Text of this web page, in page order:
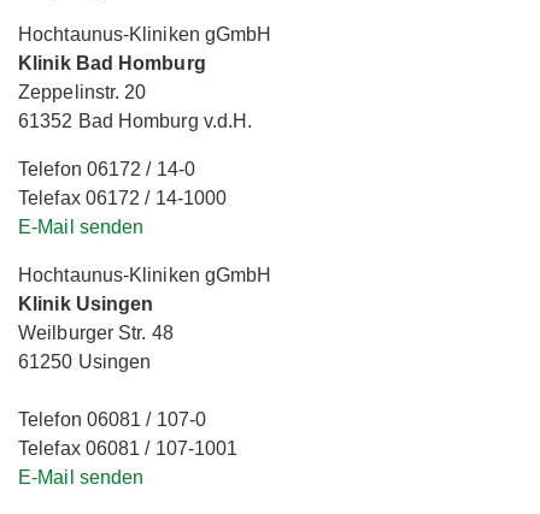
Hochtaunus-Kliniken gGmbH
Klinik Bad Homburg
Zeppelinstr. 20
61352 Bad Homburg v.d.H.
Telefon 06172 / 14-0
Telefax 06172 / 14-1000
E-Mail senden
Hochtaunus-Kliniken gGmbH
Klinik Usingen
Weilburger Str. 48
61250 Usingen
Telefon 06081 / 107-0
Telefax 06081 / 107-1001
E-Mail senden